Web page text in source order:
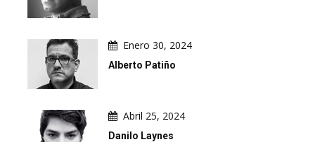
Enero 30, 2024
Alberto Patiño
Abril 25, 2024
Danilo Laynes